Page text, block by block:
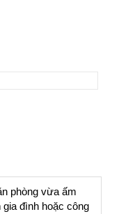
phòng vừa ấm
đình hoặc công